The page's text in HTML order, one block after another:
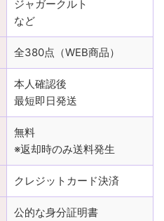
ジャガークルト
など
全380点（WEB商品）
本人確認後
最短即日発送
無料
※返却時のみ送料発生
クレジットカード決済
公的な身分証明書